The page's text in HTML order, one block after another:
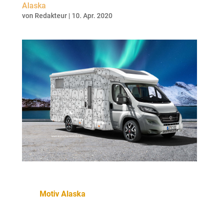
Alaska
von Redakteur| 10. Apr. 2020
Motiv Alaska